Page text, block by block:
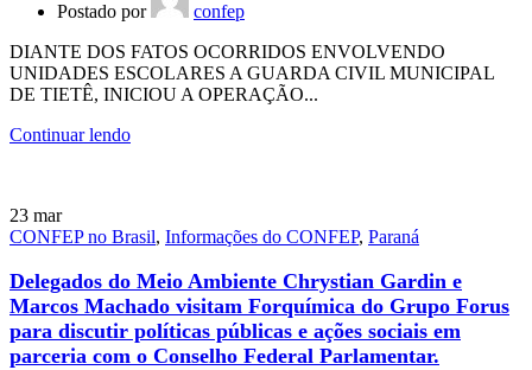
Postado por
confep
DIANTE DOS FATOS OCORRIDOS ENVOLVENDO
UNIDADES ESCOLARES A GUARDA CIVIL MUNICIPAL
DE TIETÊ, INICIOU A OPERAÇÃO...
Continuar lendo
23 mar
CONFEP no Brasil, Informações do CONFEP, Paraná
Delegados do Meio Ambiente Chrystian Gardin e
Marcos Machado visitam Forquímica do Grupo Forus
para discutir políticas públicas e ações sociais em
parceria com o Conselho Federal Parlamentar.